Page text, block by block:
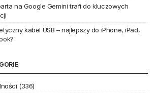
na Google Gemini trafi do kluczowych
kabel USB – najlepszy do iPhone, iPad,
(336)